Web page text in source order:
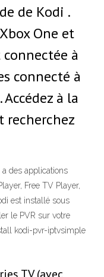
de Kodi .
One et
connectée à
connecté à
à la
recherchez
des applications
Free TV Player,
est installé sous
le PVR sur votre
kodi-pvr-iptvsimple